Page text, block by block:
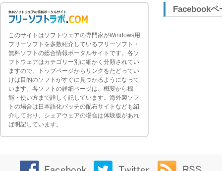
このサイトはソフトウェアの専門家がWindows用
フリーソフトを多数紹介しているフリーソフト・
無料ソフトの総合情報ポータルサイトです。各ソ
フトウェアはカテゴリー別に細かく分類されてい
ますので、トップページからリンクをたどってい
けば目的のソフトがすぐに見つかるようになって
います。各ソフトの詳細ページは、概要から機
能・使い方まで詳しく記しています。海外製ソフ
トの場合は日本語化パッチの配布サイトなども紹
介しており、シェアウェアの場合は体験版があれ
ば明記しています。
Facebookペ